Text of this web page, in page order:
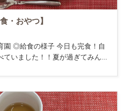
・おやつ】
園 ◎給食の様子 今日も完食！自
ていました！！夏が過ぎてみん...